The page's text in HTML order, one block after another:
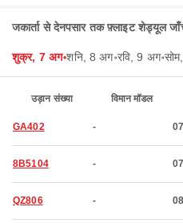
जकार्ता से देनपसार तक फ़्लाइट शेड्यूल
शुक्र, 7 अग॰शनि, 8 अग॰रवि, 9 अग॰
उड़ान संख्या विमान मॉडल
GA402 -
8B5104 -
QZ806 -